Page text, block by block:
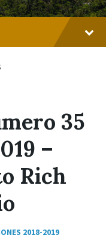
35
–
Rich
2018-2019